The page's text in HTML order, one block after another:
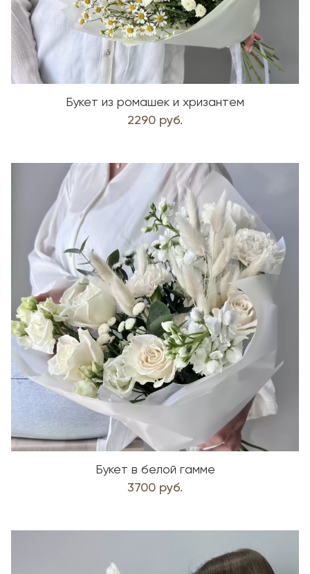
Букет из ромашек и хризантем
2290 руб.
Букет в белой гамме
3700 руб.